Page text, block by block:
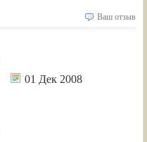
Ваш отзыв
01 Дек 2008